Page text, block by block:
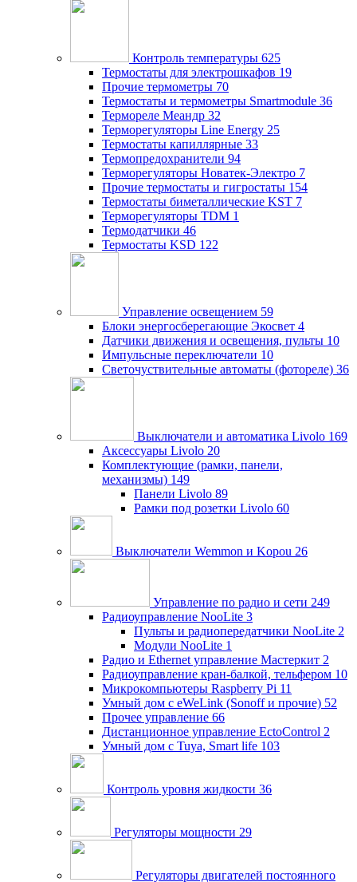
Контроль температуры 625
Термостаты для электрошкафов 19
Прочие термометры 70
Термостаты и термометры Smartmodule 36
Термореле Меандр 32
Терморегуляторы Line Energy 25
Термостаты капиллярные 33
Термопредохранители 94
Терморегуляторы Новатек-Электро 7
Прочие термостаты и гигростаты 154
Термостаты биметаллические KST 7
Терморегуляторы TDM 1
Термодатчики 46
Термостаты KSD 122
Управление освещением 59
Блоки энергосберегающие Экосвет 4
Датчики движения и освещения, пульты 10
Импульсные переключатели 10
Светочуствительные автоматы (фотореле) 36
Выключатели и автоматика Livolo 169
Аксессуары Livolo 20
Комплектующие (рамки, панели,
механизмы) 149
Панели Livolo 89
Рамки под розетки Livolo 60
Выключатели Wemmon и Kopou 26
Управление по радио и сети 249
Радиоуправление NooLite 3
Пульты и радиопередатчики NooLite 2
Модули NooLite 1
Радио и Ethernet управление Мастеркит 2
Радиоуправление кран-балкой, тельфером 10
Микрокомпьютеры Raspberry Pi 11
Умный дом c eWeLink (Sonoff и прочие) 52
Прочее управление 66
Дистанционное управление EctoControl 2
Умный дом с Tuya, Smart life 103
Контроль уровня жидкости 36
Регуляторы мощности 29
Регуляторы двигателей постоянного